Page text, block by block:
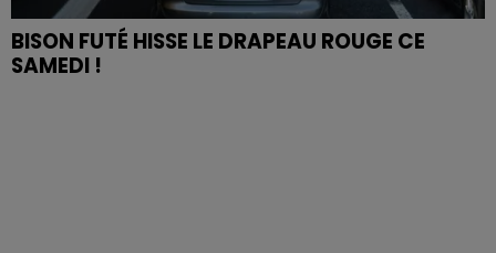
BISON FUTÉ HISSE LE DRAPEAU ROUGE CE
SAMEDI !